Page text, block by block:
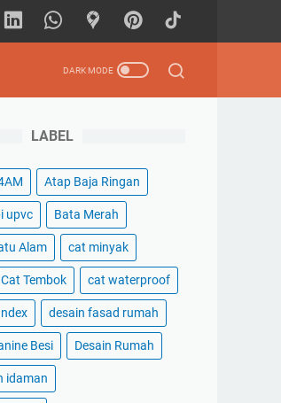
LABEL
Atap Baja Ringan
upvc Bata Merah
Alam cat minyak
Cat Tembok cat waterproof
desain fasad rumah
Besi Desain Rumah
idaman